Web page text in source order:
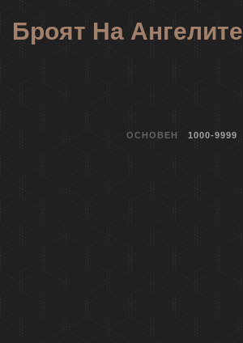
Броят На Ангелите
ОСНОВЕН 1000-9999